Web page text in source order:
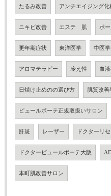
たるみ改善 アンチエイジング化
ニキビ改善 エステ 肌 ポ
更年期症状 東洋医学 中医学
アロマテラピー 冷え性 血
日焼け止めのの選び方 肌質改善
ピュールボーテ正規取扱いサロン
肝斑 レーザー ドクターリセ
ドクターピュールボーテ大阪
本町肌改善サロン